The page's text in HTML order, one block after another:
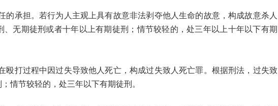
担。若行为人主观上具有故意非法剥夺他人生命的故意，构成故意杀人
无期徒刑或者十年以上有期徒刑；情节较轻的，处三年以上十年以下有期
过程中因过失导致他人死亡，构成过失致人死亡罪。根据刑法，过失致
情节较轻的，处三年以下有期徒刑。